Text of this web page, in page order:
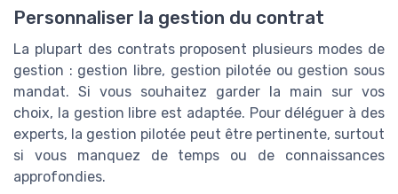
Personnaliser la gestion du contrat
La plupart des contrats proposent plusieurs modes de
gestion : gestion libre, gestion pilotée ou gestion sous
mandat. Si vous souhaitez garder la main sur vos
choix, la gestion libre est adaptée. Pour déléguer à des
experts, la gestion pilotée peut être pertinente, surtout
si vous manquez de temps ou de connaissances
approfondies.